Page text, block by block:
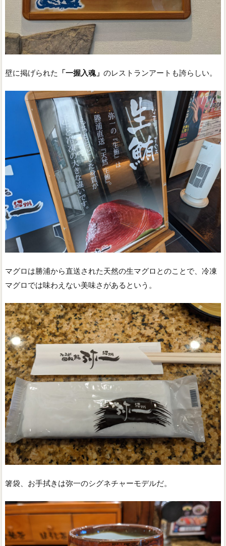
壁に掲げられた 「一握入魂」 のレストランアートも誇らしい。
マグロは勝浦から直送された天然の生マグロとのことで、冷凍
マグロでは味わえない美味さがあるという。
箸袋、お手拭きは弥一のシグネチャーモデルだ。